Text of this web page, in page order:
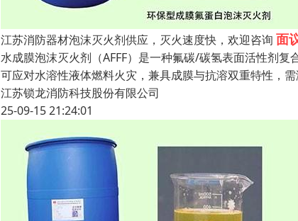
江苏消防器材泡沫灭火剂供应，灭火速度快，欢迎咨询 面
水成膜泡沫灭火剂（AFFF）是一种氟碳/碳氢表面活性剂
可应对水溶性液体燃料火灾，兼具成膜与抗溶双重特性，
江苏锁龙消防科技股份有限公司
25-09-15 21:24:01